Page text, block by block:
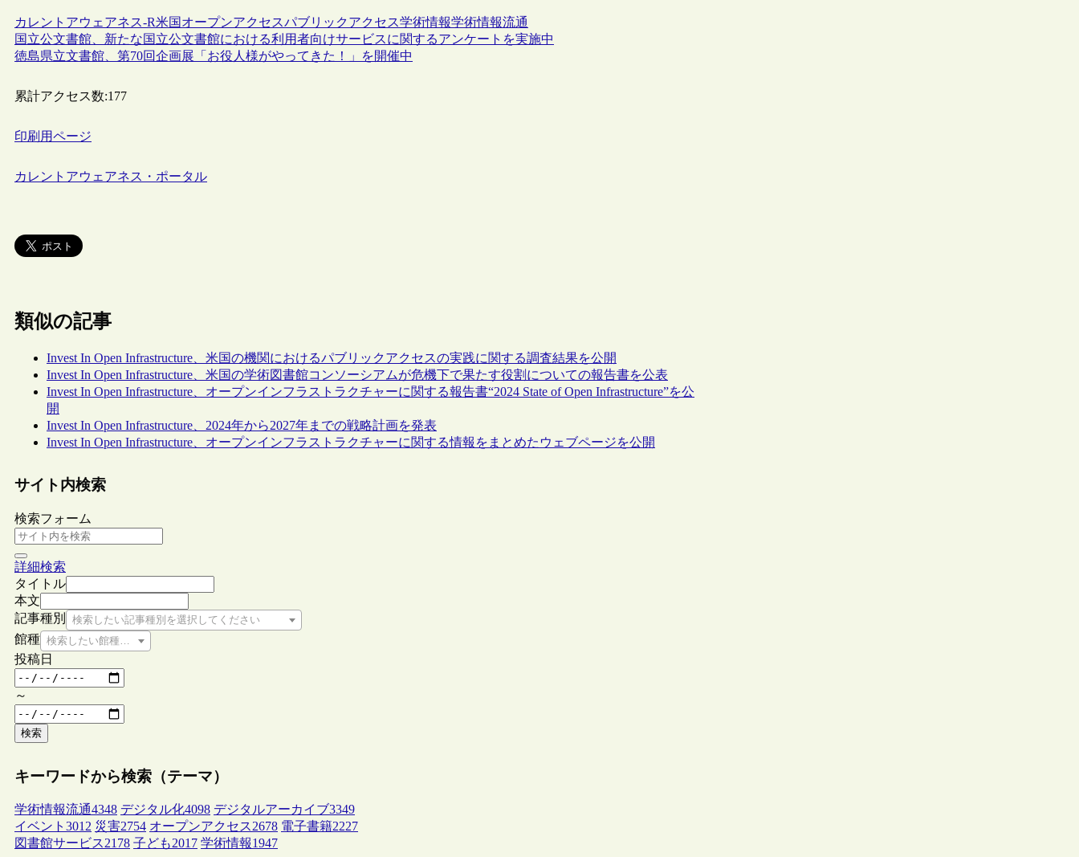
カレントアウェアネス-R米国 オープンアクセスパブリックアクセス学術情報学術情報流通
国立公文書館、新たな国立公文書館における利用者向けサービスに関するアンケートを実施中
徳島県立文書館、第70回企画展「お役人様がやってきた！」を開催中
累計アクセス数:177
印刷用ページ
カレントアウェアネス・ポータル
類似の記事
Invest In Open Infrastructure、米国の機関におけるパブリックアクセスの実践に関する調査結果を公開
Invest In Open Infrastructure、米国の学術図書館コンソーシアムが危機下で果たす役割についての報告書を公表
Invest In Open Infrastructure、オープンインフラストラクチャーに関する報告書“2024 State of Open Infrastructure”を公
開
Invest In Open Infrastructure、2024年から2027年までの戦略計画を発表
Invest In Open Infrastructure、オープンインフラストラクチャーに関する情報をまとめたウェブページを公開
サイト内検索
検索フォーム
詳細検索
タイトル
本文
記事種別
検索したい記事種別を選択してください
館種 検索したい館種を選択してください
投稿日
～
検索
キーワードから検索（テーマ）
学術情報流通4348 デジタル化4098 デジタルアーカイブ3349
イベント 3012 災害2754 オープンアクセス2678 電子書籍2227
図書館サービス2178 子ども2017 学術情報1947